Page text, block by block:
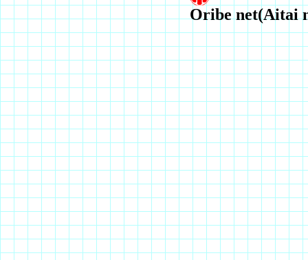
Oribe net(Aitai